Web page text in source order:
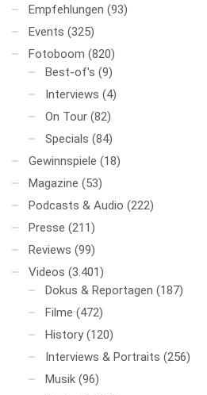
Empfehlungen (93)
Events (325)
Fotoboom (820)
Best-of's (9)
Interviews (4)
On Tour (82)
Specials (84)
Gewinnspiele (18)
Magazine (53)
Podcasts & Audio (222)
Presse (211)
Reviews (99)
Videos (3.401)
Dokus & Reportagen (187)
Filme (472)
History (120)
Interviews & Portraits (256)
Musik (96)